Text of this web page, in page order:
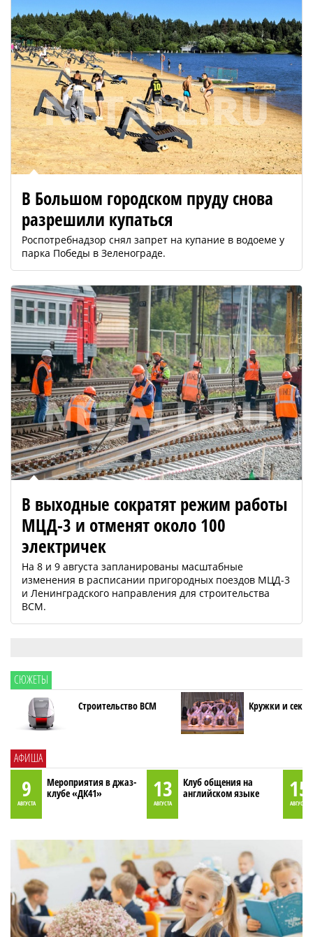
В Большом городском пруду снова
разрешили купаться
Роспотребнадзор снял запрет на купание в водоеме у
парка Победы в Зеленограде.
В выходные сократят режим работы
МЦД-3 и отменят около 100
электричек
На 8 и 9 августа запланированы масштабные
изменения в расписании пригородных поездов МЦД-3
и Ленинградского направления для строительства
ВСМ.
СЮЖЕТЫ
Строительство ВСМ Кружки и
АФИША
9
АВГУСТА
Мероприятия в джаз-
клубе «ДК41»
13
АВГУСТА
Клуб общения на
английском языке
15
АВГУСТА